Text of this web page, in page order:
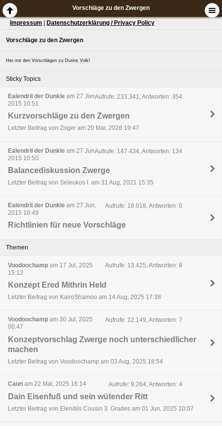
Vorschläge zu den Zwergen
Impressum Datenschutzerklärung / Privacy Policy
Vorschläge zu den Zwergen
Her mit den Vorschlägen zu Durins Volk!
Sticky Topics
Ealendril der Dunkle am 27 Jun,
2015 10:51
Aufrufe: 233.341, Antworten: 354
Kurzvorschläge zu den Zwergen
Letzter Beitrag von Zoger am 20 Mai, 2026 19:47
Ealendril der Dunkle am 27 Jun,
2015 10:50
Aufrufe: 147.434, Antworten: 134
Balancediskussion Zwerge
Letzter Beitrag von Seleukos I. am 31 Aug, 2021 15:35
Ealendril der Dunkle am 27 Jun,
2015 10:49
Aufrufe: 18.018, Antworten: 0
Richtlinien für neue Vorschläge
Themen
Voodoochamp am 17 Jul, 2025
15:12
Aufrufe: 13.425, Antworten: 8
Konzept Ered Mithrin Held
Letzter Beitrag von KairoShamoo am 14 Aug, 2025 17:38
Voodoochamp am 30 Jul, 2025
00:47
Aufrufe: 12.149, Antworten: 7
Konzeptvorschlag Zwerge noch unterschiedlicher
machen
Letzter Beitrag von Voodoochamp am 03 Aug, 2025 18:54
Caun am 22 Mai, 2025 16:14 Aufrufe: 9.264, Antworten: 4
Dain Eisenfuß und sein wütender Ritt
Letzter Beitrag von Elendils Cousin 3. Grades am 01 Jun, 2025 10:07